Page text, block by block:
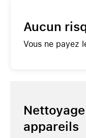
Aucun
Vous ne payez
appareils